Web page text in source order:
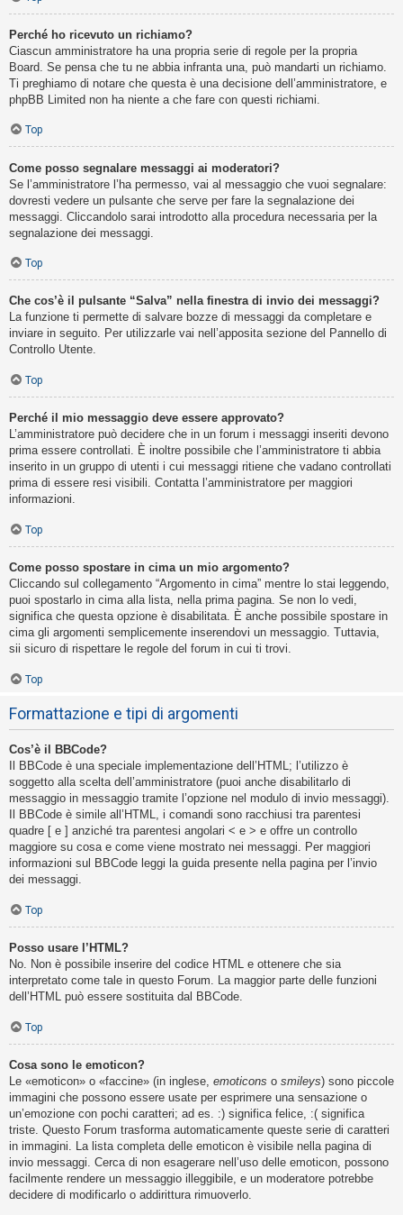
Perché ho ricevuto un richiamo?
Ciascun amministratore ha una propria serie di regole per la propria
Board. Se pensa che tu ne abbia infranta una, può mandarti un richiamo.
Ti preghiamo di notare che questa è una decisione dell’amministratore, e
phpBB Limited non ha niente a che fare con questi richiami.
Top
Come posso segnalare messaggi ai moderatori?
Se l’amministratore l’ha permesso, vai al messaggio che vuoi segnalare:
dovresti vedere un pulsante che serve per fare la segnalazione dei
messaggi. Cliccandolo sarai introdotto alla procedura necessaria per la
segnalazione dei messaggi.
Top
Che cos’è il pulsante “Salva” nella finestra di invio dei messaggi?
La funzione ti permette di salvare bozze di messaggi da completare e
inviare in seguito. Per utilizzarle vai nell’apposita sezione del Pannello di
Controllo Utente.
Top
Perché il mio messaggio deve essere approvato?
L’amministratore può decidere che in un forum i messaggi inseriti devono
prima essere controllati. È inoltre possibile che l’amministratore ti abbia
inserito in un gruppo di utenti i cui messaggi ritiene che vadano controllati
prima di essere resi visibili. Contatta l’amministratore per maggiori
informazioni.
Top
Come posso spostare in cima un mio argomento?
Cliccando sul collegamento “Argomento in cima” mentre lo stai leggendo,
puoi spostarlo in cima alla lista, nella prima pagina. Se non lo vedi,
significa che questa opzione è disabilitata. È anche possibile spostare in
cima gli argomenti semplicemente inserendovi un messaggio. Tuttavia,
sii sicuro di rispettare le regole del forum in cui ti trovi.
Top
Formattazione e tipi di argomenti
Cos’è il BBCode?
Il BBCode è una speciale implementazione dell’HTML; l’utilizzo è
soggetto alla scelta dell’amministratore (puoi anche disabilitarlo di
messaggio in messaggio tramite l’opzione nel modulo di invio messaggi).
Il BBCode è simile all’HTML, i comandi sono racchiusi tra parentesi
quadre [ e ] anziché tra parentesi angolari < e > e offre un controllo
maggiore su cosa e come viene mostrato nei messaggi. Per maggiori
informazioni sul BBCode leggi la guida presente nella pagina per l’invio
dei messaggi.
Top
Posso usare l’HTML?
No. Non è possibile inserire del codice HTML e ottenere che sia
interpretato come tale in questo Forum. La maggior parte delle funzioni
dell’HTML può essere sostituita dal BBCode.
Top
Cosa sono le emoticon?
Le «emoticon» o «faccine» (in inglese, emoticons o smileys) sono piccole
immagini che possono essere usate per esprimere una sensazione o
un’emozione con pochi caratteri; ad es. :) significa felice, :( significa
triste. Questo Forum trasforma automaticamente queste serie di caratteri
in immagini. La lista completa delle emoticon è visibile nella pagina di
invio messaggi. Cerca di non esagerare nell’uso delle emoticon, possono
facilmente rendere un messaggio illeggibile, e un moderatore potrebbe
decidere di modificarlo o addirittura rimuoverlo.